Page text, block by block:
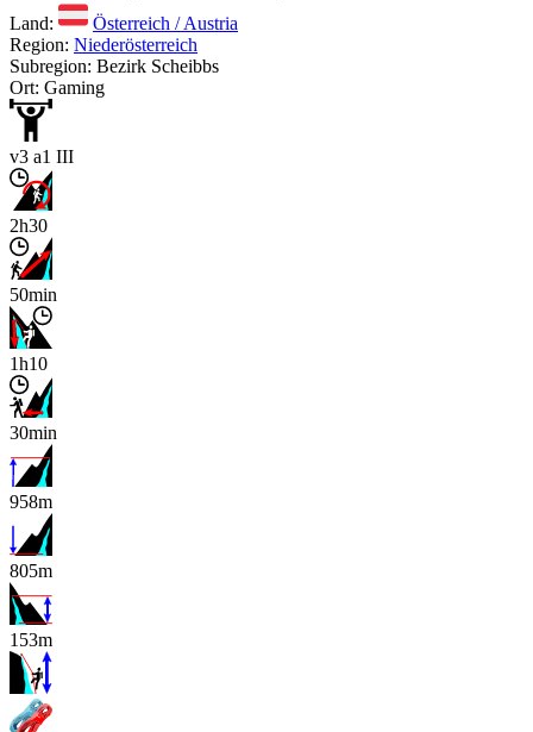
Land:
Österreich / Austria
Region: Niederösterreich
Subregion: Bezirk Scheibbs
Ort: Gaming
v3 a1 III
2h30
50min
1h10
30min
958m
805m
153m
x